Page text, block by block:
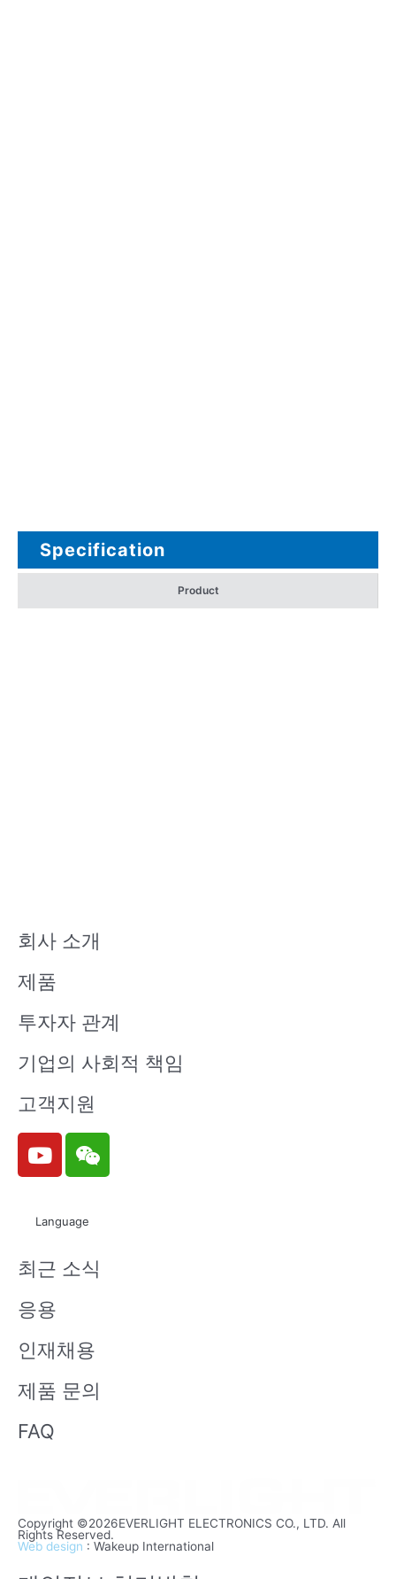
Specification
Product
회사 소개
제품
투자자 관계
기업의 사회적 책임
고객지원
Y
o
u
e
W
e
i
n
Language
최근 소식
응용
인재채용
제품 문의
FAQ
Copyright ©2026EVERLIGHT ELECTRONICS CO., LTD. All
Rights Reserved.
Web design : Wakeup International